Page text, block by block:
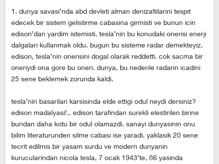
1. dunya savasi’nda abd devleti alman denizaltilarini tespit
edecek bir sistem gelistirme cabasina girmisti ve bunun icin
edison’dan yardim istemisti. tesla’nin bu konudaki onerisi enerji
dalgalari kullanmak oldu. bugun bu sisteme radar demekteyiz.
edison, tesla’nin onerisini dogal olarak reddetti. cok sacma bir
oneriydi ona gore bu oneri. dunya, bu nedenle radarin icadini
25 sene beklemek zorunda kaldi.
tesla’nin basarilari karsisinda elde ettigi odul neydi dersiniz?
edison madalyasi!.. edison tarafindan surekli elestirilen birine
bundan daha kotu bir odul olamazdi. sanayi dunyasinin onu
bilim literaturunden silme cabasi ise yaradi. yaklasik 20 sene
tecrit edilmis bir yasam surdu ve modern dunyanin
kurucularindan nicola tesla, 7 ocak 1943’te, 86 yasinda